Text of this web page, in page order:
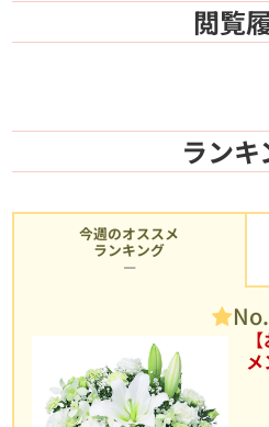
閲覧
ランキ
今週のオススメ
ランキング
メ